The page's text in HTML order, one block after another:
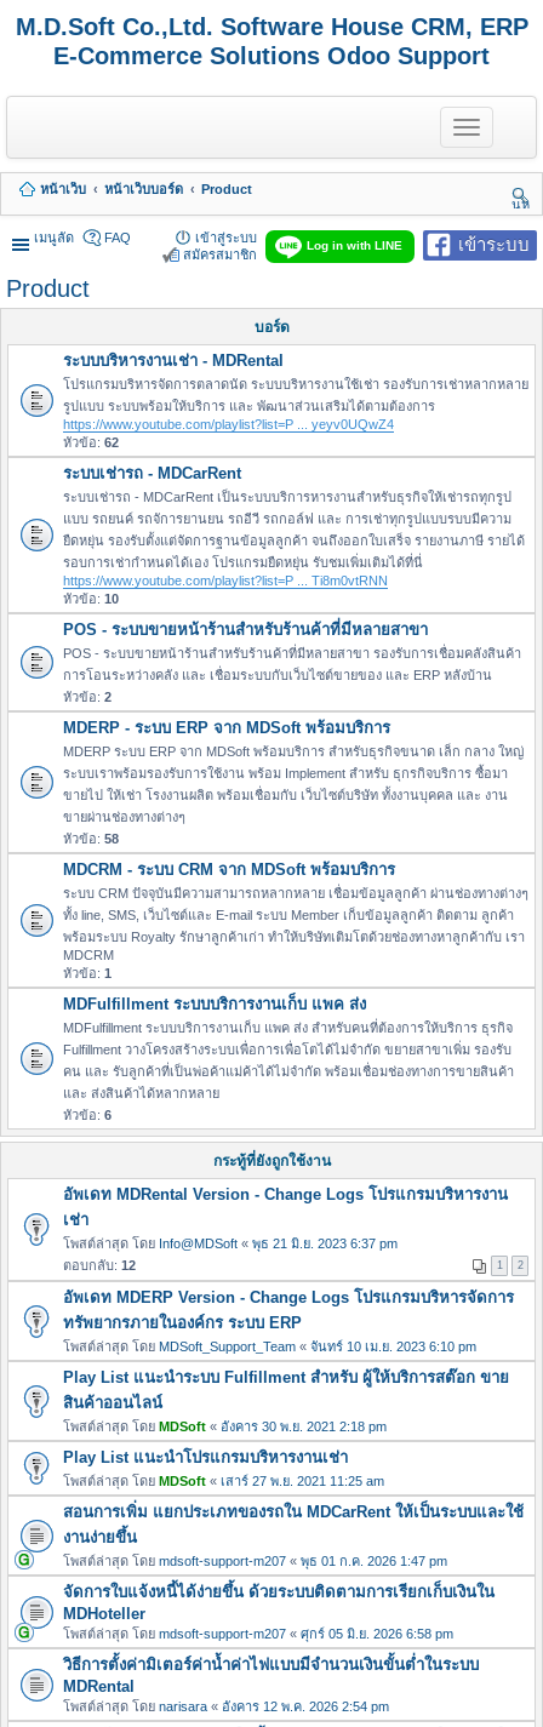
M.D.Soft Co.,Ltd. Software House CRM, ERP
E-Commerce Solutions Odoo Support
T
o
g
e
n
a
g
t
o
หน้าเว็บ หน้าเว็บบอร์ด
Product
นห
า
เมนูลัด
เข้าระบบ
Log in with LINE
FAQ
เข้าสู่ระบบ
สมัครสมาชิก
Product
บอร์ด
ระบบบริหารงานเช่า - MDRental
โปรแกรมบริหารจัดการตลาดนัด ระบบบริหารงานใช้เช่า รองรับการเช่าหลากหลาย
รูปแบบ ระบบพร้อมให้บริการ และ พัฒนาส่วนเสริมได้ตามต้องการ
https://www.youtube.com/playlist?list=P ... yeyv0UQwZ4
หัวข้อ: 62
ระบบเช่ารถ - MDCarRent
ระบบเช่ารถ - MDCarRent เป็นระบบบริการหารงานสำหรับธุรกิจให้เช่ารถทุกรูป
แบบ รถยนค์ รถจัการยานยน รถอีวี รถกอล์ฟ และ การเช่าทุกรูปแบบรบบมีความ
ยืดหยุ่น รองรับตั้งแต่จัดการฐานข้อมูลลูกค้า จนถึงออกใบเสร็จ รายงานภาษี รายได้
รอบการเช่ากำหนดได้เอง โปรแกรมยืดหยุ่น รับชมเพิ่มเติมได้ที่นี่
https://www.youtube.com/playlist?list=P ... Ti8m0vtRNN
หัวข้อ: 10
POS - ระบบขายหน้าร้านสำหรับร้านค้าที่มีหลายสาขา
POS - ระบบขายหน้าร้านสำหรับร้านค้าที่มีหลายสาขา รองรับการเชื่อมคลังสินค้า
การโอนระหว่างคลัง และ เชื่อมระบบกับเว็บไซต์ขายของ และ ERP หลังบ้าน
หัวข้อ: 2
MDERP - ระบบ ERP จาก MDSoft พร้อมบริการ
MDERP ระบบ ERP จาก MDSoft พร้อมบริการ สำหรับธุรกิจขนาด เล็ก กลาง ใหญ่
ระบบเราพร้อมรองรับการใช้งาน พร้อม Implement สำหรับ ธุกรกิจบริการ ซื้อมา
ขายไป ให้เช่า โรงงานผลิต พร้อมเชื่อมกับ เว็บไซต์บริษัท ทั้งงานบุคคล และ งาน
ขายผ่านช่องทางต่างๆ
หัวข้อ: 58
MDCRM - ระบบ CRM จาก MDSoft พร้อมบริการ
ระบบ CRM ปัจจุบันมีความสามารถหลากหลาย เชื่อมข้อมูลลูกค้า ผ่านช่องทางต่างๆ
ทั้ง line, SMS, เว็บไซต์และ E-mail ระบบ Member เก็บข้อมูลลูกค้า ติดตาม ลูกค้า
พร้อมระบบ Royalty รักษาลูกค้าเก่า ทำให้บริษัทเติมโตด้วยช่องทางหาลูกค้ากับ เรา
MDCRM
หัวข้อ: 1
MDFulfillment ระบบบริการงานเก็บ แพค ส่ง
MDFulfillment ระบบบริการงานเก็บ แพค ส่ง สำหรับคนที่ต้องการให้บริการ ธุรกิจ
Fulfillment วางโครงสร้างระบบเพื่อการเพื่อโตได้ไม่จำกัด ขยายสาขาเพิ่ม รองรับ
คน และ รับลูกค้าที่เป็นพ่อค้าแม่ค้าได้ไม่จำกัด พร้อมเชื่อมช่องทางการขายสินค้า
และ ส่งสินค้าได้หลากหลาย
หัวข้อ: 6
กระทู้ที่ยังถูกใช้งาน
อัพเดท MDRental Version - Change Logs โปรแกรมบริหารงาน
เช่า
โพสต์ล่าสุด โดย Info@MDSoft « พุธ 21 มิ.ย. 2023 6:37 pm
ตอบกลับ: 12 1 2
อัพเดท MDERP Version - Change Logs โปรแกรมบริหารจัดการ
ทรัพยากรภายในองค์กร ระบบ ERP
โพสต์ล่าสุด โดย MDSoft_Support_Team « จันทร์ 10 เม.ย. 2023 6:10 pm
Play List แนะนำระบบ Fulfillment สำหรับ ผู้ให้บริการสต๊อก ขาย
สินค้าออนไลน์
โพสต์ล่าสุด โดย MDSoft « อังคาร 30 พ.ย. 2021 2:18 pm
Play List แนะนำโปรแกรมบริหารงานเช่า
โพสต์ล่าสุด โดย MDSoft « เสาร์ 27 พ.ย. 2021 11:25 am
สอนการเพิ่ม แยกประเภทของรถใน MDCarRent ให้เป็นระบบและใช้
งานง่ายขึ้น
โพสต์ล่าสุด โดย mdsoft-support-m207 « พุธ 01 ก.ค. 2026 1:47 pm
จัดการใบแจ้งหนี้ได้ง่ายขึ้น ด้วยระบบติดตามการเรียกเก็บเงินใน
MDHoteller
โพสต์ล่าสุด โดย mdsoft-support-m207 « ศุกร์ 05 มิ.ย. 2026 6:58 pm
วิธีการตั้งค่ามิเตอร์ค่าน้ำค่าไฟแบบมีจำนวนเงินขั้นต่ำในระบบ
MDRental
โพสต์ล่าสุด โดย narisara « อังคาร 12 พ.ค. 2026 2:54 pm